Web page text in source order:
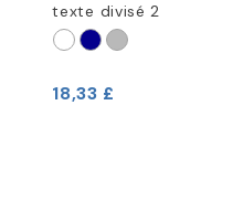
texte divisé 2
18,33 £